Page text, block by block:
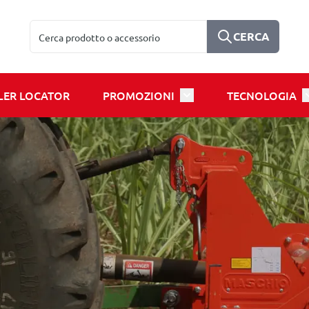
CERCA
for Products
LOCATOR PROMOZIONI Toggle submenu for
TECNOLOGIA